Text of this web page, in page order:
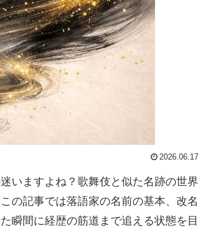
2026.06.17
いますよね？歌舞伎と似た名跡の世界
の記事では落語家の名前の基本、改名
瞬間に経歴の筋道まで追える状態を目